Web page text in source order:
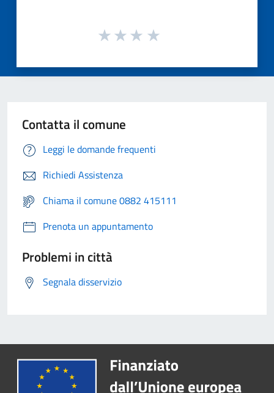
Contatta il comune
Leggi le domande frequenti
Richiedi Assistenza
Chiama il comune 0882 415111
Prenota un appuntamento
Problemi in città
Segnala disservizio